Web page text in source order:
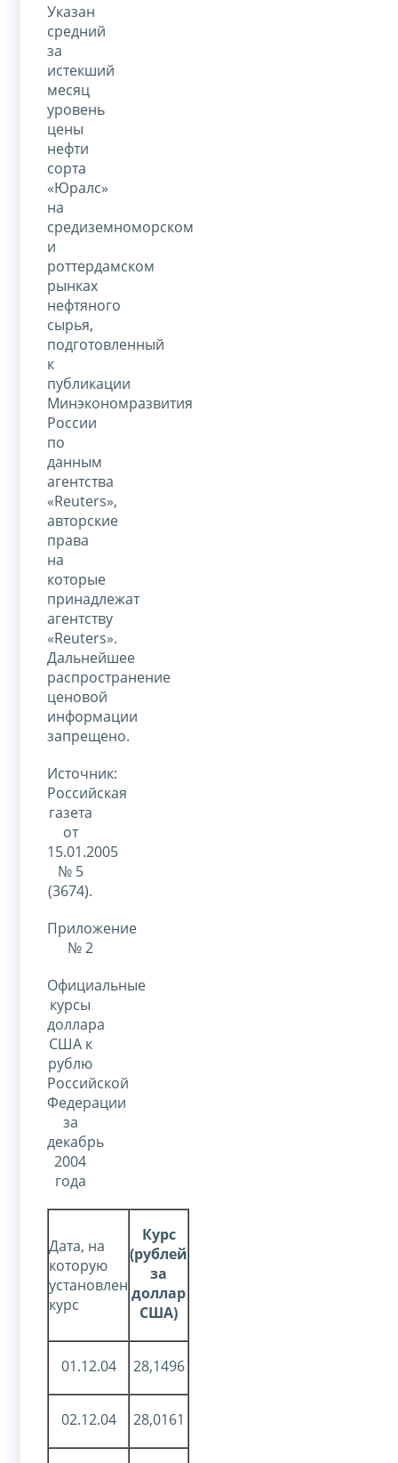
Указан
средний
за
истекший
месяц
уровень
цены
нефти
сорта
«Юралс»
на
средиземноморском
и
роттердамском
рынках
нефтяного
сырья,
подготовленный
к
публикации
Минэкономразвития
России
по
данным
агентства
«Reuters»,
авторские
права
на
которые
принадлежат
агентству
«Reuters».
Дальнейшее
распространение
ценовой
информации
запрещено.
Источник:
Российская
газета
от
15.01.2005
№ 5
(3674).
Приложение
№ 2
Официальные
курсы
доллара
США к
рублю
Российской
Федерации
за
декабрь
2004
года
Дата, на
которую
установлен
курс
Курс
(рублей
за
доллар
США)
01.12.04 28,1496
02.12.04 28,0161